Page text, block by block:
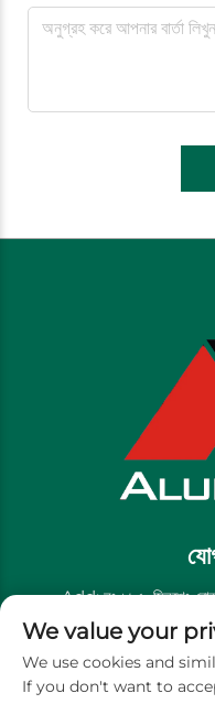
Add: নং ১৯৫, মিনশেং রোড,
টেল:
ই-মেইল:
We value your
We use cookies and
If you don't want to